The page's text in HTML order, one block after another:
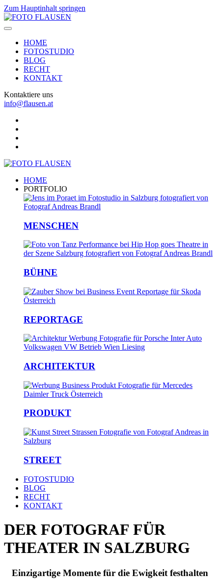
Zum Hauptinhalt springen
HOME
FOTOSTUDIO
BLOG
RECHT
KONTAKT
Kontaktiere uns
info@flausen.at
HOME
PORTFOLIO
MENSCHEN
BÜHNE
REPORTAGE
ARCHITEKTUR
PRODUKT
STREET
FOTOSTUDIO
BLOG
RECHT
KONTAKT
DER FOTOGRAF FÜR
THEATER IN SALZBURG
Einzigartige Momente für die Ewigkeit festhalten